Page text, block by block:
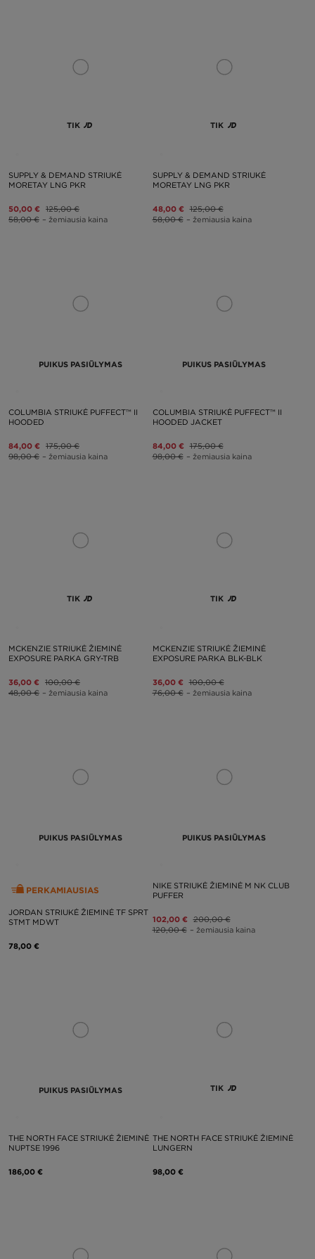
TIK
SUPPLY & DEMAND STRIUKĖ
MORETAY LNG PKR
50,00 € 125,00 €
58,00 € – žemiausia kaina
TIK
SUPPLY & DEMAND STRIUKĖ
MORETAY LNG PKR
48,00 € 125,00 €
58,00 € – žemiausia kaina
PUIKUS PASIŪLYMAS
COLUMBIA STRIUKĖ PUFFECT™ II
HOODED
84,00 € 175,00 €
98,00 € – žemiausia kaina
PUIKUS PASIŪLYMAS
COLUMBIA STRIUKĖ PUFFECT™ II
HOODED JACKET
84,00 € 175,00 €
98,00 € – žemiausia kaina
TIK
MCKENZIE STRIUKĖ ŽIEMINĖ
EXPOSURE PARKA GRY-TRB
36,00 € 100,00 €
48,00 € – žemiausia kaina
TIK
MCKENZIE STRIUKĖ ŽIEMINĖ
EXPOSURE PARKA BLK-BLK
36,00 € 100,00 €
76,00 € – žemiausia kaina
PUIKUS PASIŪLYMAS
PERKAMIAUSIAS
JORDAN STRIUKĖ ŽIEMINĖ TF SPRT
STMT MDWT
78,00 €
PUIKUS PASIŪLYMAS
NIKE STRIUKĖ ŽIEMINĖ M NK CLUB
PUFFER
102,00 € 200,00 €
120,00 € – žemiausia kaina
PUIKUS PASIŪLYMAS
THE NORTH FACE STRIUKĖ ŽIEMINĖ
NUPTSE 1996
186,00 €
TIK
THE NORTH FACE STRIUKĖ ŽIEMINĖ
LUNGERN
98,00 €